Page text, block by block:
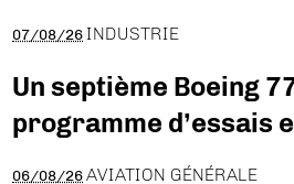
07/08/26 INDUSTRIE
Un septième Boeing
programme d’essais
06/08/26 AVIATION GÉNÉRALE